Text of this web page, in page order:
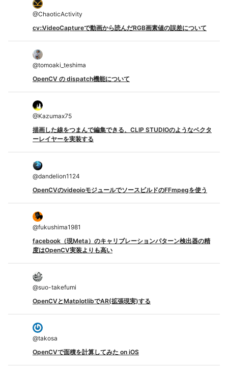
@ChaoticActivity
cv::VideoCaptureで動画から読んだRGB画素値の誤差について
@tomoaki_teshima
OpenCV の dispatch機能について
@Kazumax75
描画した線をつまんで編集できる、CLIP STUDIOのようなベクタ
ーレイヤーを実装する
@dandelion1124
OpenCVのvideoioモジュールでソースビルドのFFmpegを使う
@fukushima1981
facebook（現Meta）のキャリブレーションパターン検出器の精
度はOpenCV実装よりも高い
@suo-takefumi
OpenCVとMatplotlibでAR(拡張現実)する
@takosa
OpenCVで面積を計算してみた on iOS